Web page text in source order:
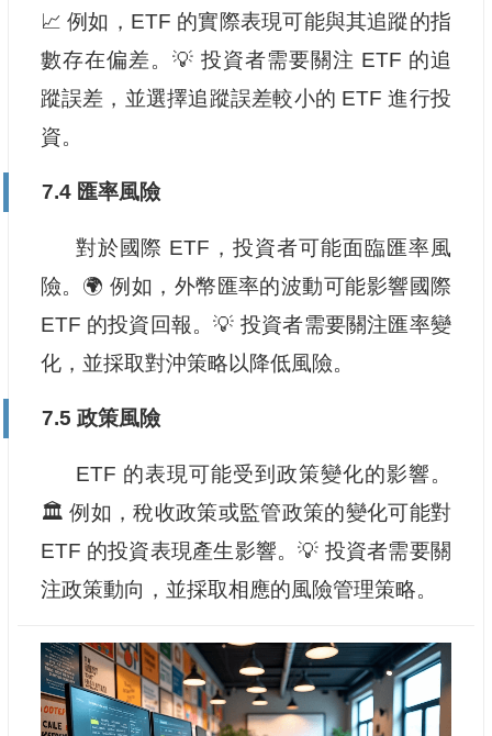
📈 例如，ETF 的實際表現可能與其追蹤的指
數存在偏差。💡 投資者需要關注 ETF 的追
蹤誤差，並選擇追蹤誤差較小的 ETF 進行投
資。
7.4 匯率風險
對於國際 ETF，投資者可能面臨匯率風
險。🌍 例如，外幣匯率的波動可能影響國際
ETF 的投資回報。💡 投資者需要關注匯率變
化，並採取對沖策略以降低風險。
7.5 政策風險
ETF 的表現可能受到政策變化的影響。
🏛️ 例如，稅收政策或監管政策的變化可能對
ETF 的投資表現產生影響。💡 投資者需要關
注政策動向，並採取相應的風險管理策略。